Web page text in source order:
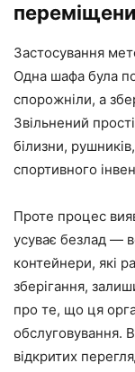
Застосування
Одна шафа була
спорожніли, а
Звільнений
білизни,
спортивного
Проте процес
усуває безлад —
контейнери, які
зберігання,
про те, що ця
обслуговування.
відкритих